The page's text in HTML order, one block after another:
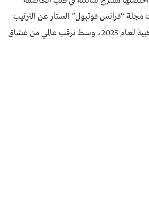
“فرانس فوتبول” الستار عن الترتيب
النهائي لجائزة الكرة الذهبية لعام 2025، وسط ترقب عالمي من عشاق